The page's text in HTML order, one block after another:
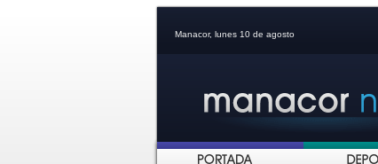
Manacor, lunes 10 de agosto